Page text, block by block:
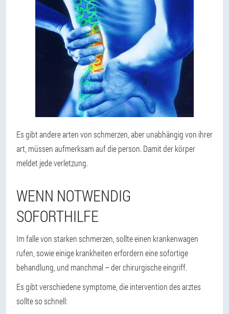
Es gibt andere arten von schmerzen, aber unabhängig von ihrer
art, müssen aufmerksam auf die person. Damit der körper
meldet jede verletzung.
WENN NOTWENDIG
SOFORTHILFE
Im falle von starken schmerzen, sollte einen krankenwagen
rufen, sowie einige krankheiten erfordern eine sofortige
behandlung, und manchmal – der chirurgische eingriff.
Es gibt verschiedene symptome, die intervention des arztes
sollte so schnell: